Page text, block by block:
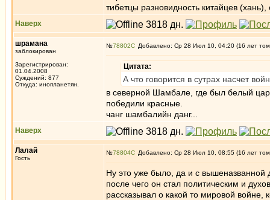
тибетцы разновидность китайцев
Наверх
шрамана
заблокирован
Зарегистрирован:
01.04.2008
Суждений: 877
Откуда: инопланетян.
№78802 Добавлено: Ср 28 Июл 10, 04:20 (16 лет
Цитата:
А что говорится в сутрах насчет
в северной Шамбале, где был белый
победили красные.
чанг шамбалийн данг...
Наверх
Лалай
Гость
№78804 Добавлено: Ср 28 Июл 10, 08:55 (16 лет
Ну это уже было, да и с вышеназванной
после чего он стал политическим и
рассказывал о какой то мировой войне,